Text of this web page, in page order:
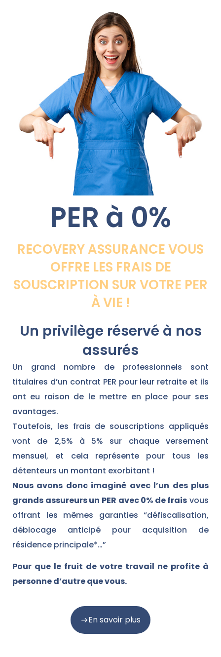
PER à 0%
RECOVERY ASSURANCE VOUS
OFFRE LES FRAIS DE
SOUSCRIPTION SUR VOTRE PER
À VIE !
Un privilège réservé à nos
assurés
Un grand nombre de professionnels sont
titulaires d’un contrat PER pour leur retraite et ils
ont eu raison de le mettre en place pour ses
avantages.
Toutefois, les frais de souscriptions appliqués
vont de 2,5% à 5% sur chaque versement
mensuel, et cela représente pour tous les
détenteurs un montant exorbitant !
Nous avons donc imaginé avec l’un des plus
grands assureurs un PER avec 0% de frais vous
offrant les mêmes garanties “défiscalisation,
déblocage anticipé pour acquisition de
résidence principale*…”
Pour que le fruit de votre travail ne profite à
personne d’autre que vous.
En savoir plus